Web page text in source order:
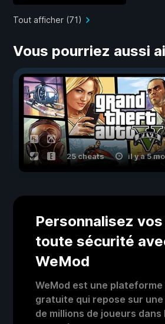
Tout afficher (71)
Vous pourriez aussi
25 cheats il y a 5
Personnalisez
toute sécurité
WeMod
WeMod est une
gratuite qui repose sur
de millions de joueurs dans